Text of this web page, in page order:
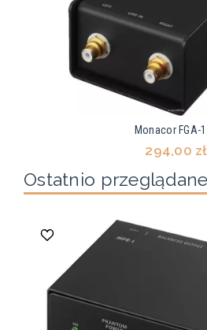
Monacor FGA-
294,00 zł
Ostatnio